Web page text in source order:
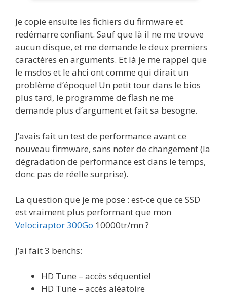
Je copie ensuite les fichiers du firmware et
redémarre confiant. Sauf que là il ne me trouve
aucun disque, et me demande le deux premiers
caractères en arguments. Et là je me rappel que
le msdos et le ahci ont comme qui dirait un
problème d’époque! Un petit tour dans le bios
plus tard, le programme de flash ne me
demande plus d’argument et fait sa besogne.
J’avais fait un test de performance avant ce
nouveau firmware, sans noter de changement (la
dégradation de performance est dans le temps,
donc pas de réelle surprise).
La question que je me pose : est-ce que ce SSD
est vraiment plus performant que mon
Velociraptor 300Go 10000tr/mn ?
J’ai fait 3 benchs:
HD Tune – accès séquentiel
HD Tune – accès aléatoire